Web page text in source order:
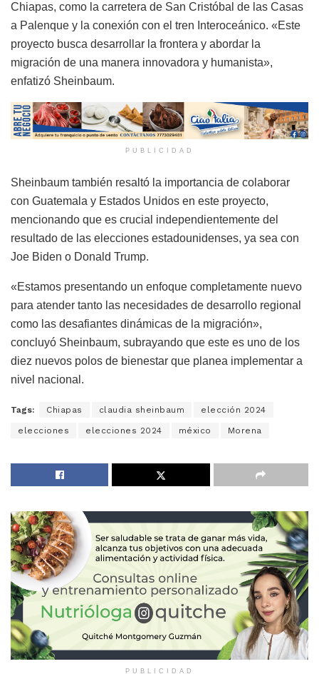
Chiapas, como la carretera de San Cristóbal de las Casas
a Palenque y la conexión con el tren Interoceánico. «Este
proyecto busca desarrollar la frontera y abordar la
migración de una manera innovadora y humanista»,
enfatizó Sheinbaum.
PUBLICIDAD
Sheinbaum también resaltó la importancia de colaborar
con Guatemala y Estados Unidos en este proyecto,
mencionando que es crucial independientemente del
resultado de las elecciones estadounidenses, ya sea con
Joe Biden o Donald Trump.
«Estamos presentando un enfoque completamente nuevo
para atender tanto las necesidades de desarrollo regional
como las desafiantes dinámicas de la migración»,
concluyó Sheinbaum, subrayando que este es uno de los
diez nuevos polos de bienestar que planea implementar a
nivel nacional.
Tags: Chiapas claudia sheinbaum elección 2024
elecciones elecciones 2024 méxico Morena
PUBLICIDAD